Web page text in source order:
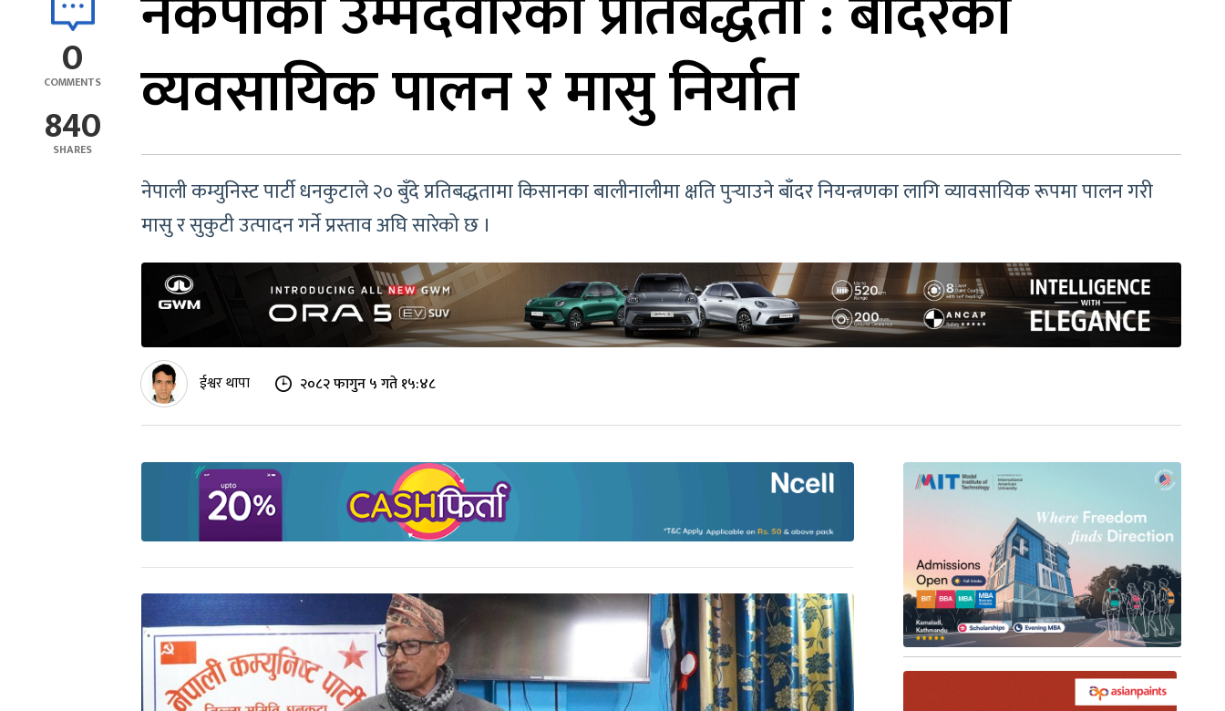
0
COMMENTS
840
SHARES
व्यवसायिक पालन र मासु निर्यात
नेपाली कम्युनिस्ट पार्टी धनकुटाले २० बुँदे प्रतिबद्धतामा किसानका बालीनालीमा क्षति पुर्‍याउने बाँदर नियन्त्रणका लागि व्यावसायिक रूपमा पालन गरी
मासु र सुकुटी उत्पादन गर्ने प्रस्ताव अघि सारेको छ ।
ईश्वर थापा २०८२ फागुन ५ गते १५:४८